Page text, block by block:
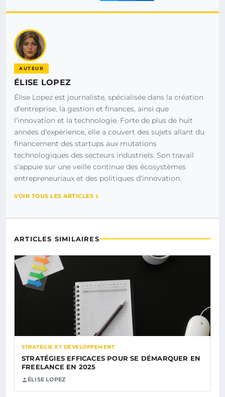
AUTEUR
ÉLISE LOPEZ
Élise Lopez est journaliste, spécialisée dans la création
d’entreprise, la gestion et finances, ainsi que
l’innovation et la technologie. Forte de plus de huit
années d’expérience, elle a couvert des sujets allant du
financement des startups aux mutations
technologiques des secteurs industriels. Son travail
s’appuie sur une veille continue des écosystèmes
entrepreneuriaux et des politiques d’innovation.
VOIR TOUS LES ARTICLES
ARTICLES SIMILAIRES
STRATÉGIE ET DÉVELOPPEMENT
STRATÉGIES EFFICACES POUR SE DÉMARQUER EN
FREELANCE EN 2025
ÉLISE LOPEZ